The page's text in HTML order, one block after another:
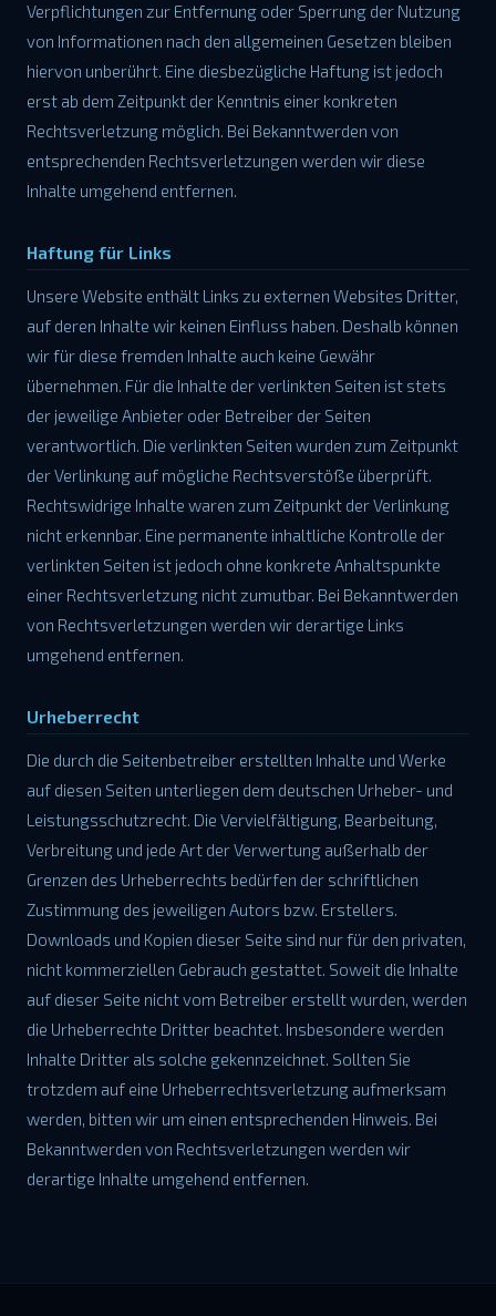
Verpflichtungen zur Entfernung oder Sperrung der Nutzung
von Informationen nach den allgemeinen Gesetzen bleiben
hiervon unberührt. Eine diesbezügliche Haftung ist jedoch
erst ab dem Zeitpunkt der Kenntnis einer konkreten
Rechtsverletzung möglich. Bei Bekanntwerden von
entsprechenden Rechtsverletzungen werden wir diese
Inhalte umgehend entfernen.
Haftung für Links
Unsere Website enthält Links zu externen Websites Dritter,
auf deren Inhalte wir keinen Einfluss haben. Deshalb können
wir für diese fremden Inhalte auch keine Gewähr
übernehmen. Für die Inhalte der verlinkten Seiten ist stets
der jeweilige Anbieter oder Betreiber der Seiten
verantwortlich. Die verlinkten Seiten wurden zum Zeitpunkt
der Verlinkung auf mögliche Rechtsverstöße überprüft.
Rechtswidrige Inhalte waren zum Zeitpunkt der Verlinkung
nicht erkennbar. Eine permanente inhaltliche Kontrolle der
verlinkten Seiten ist jedoch ohne konkrete Anhaltspunkte
einer Rechtsverletzung nicht zumutbar. Bei Bekanntwerden
von Rechtsverletzungen werden wir derartige Links
umgehend entfernen.
Urheberrecht
Die durch die Seitenbetreiber erstellten Inhalte und Werke
auf diesen Seiten unterliegen dem deutschen Urheber- und
Leistungsschutzrecht. Die Vervielfältigung, Bearbeitung,
Verbreitung und jede Art der Verwertung außerhalb der
Grenzen des Urheberrechts bedürfen der schriftlichen
Zustimmung des jeweiligen Autors bzw. Erstellers.
Downloads und Kopien dieser Seite sind nur für den privaten,
nicht kommerziellen Gebrauch gestattet. Soweit die Inhalte
auf dieser Seite nicht vom Betreiber erstellt wurden, werden
die Urheberrechte Dritter beachtet. Insbesondere werden
Inhalte Dritter als solche gekennzeichnet. Sollten Sie
trotzdem auf eine Urheberrechtsverletzung aufmerksam
werden, bitten wir um einen entsprechenden Hinweis. Bei
Bekanntwerden von Rechtsverletzungen werden wir
derartige Inhalte umgehend entfernen.